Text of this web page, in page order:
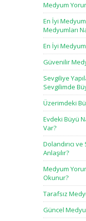
Medyum
En İyi
Medyumları
En İyi
Güvenilir
Sevgiliye
Sevgilimde
Üzerimdeki
Evdeki Büyü
Var?
Dolandırıcı
Anlaşılır?
Medyum
Okunur?
Tarafsız
Güncel